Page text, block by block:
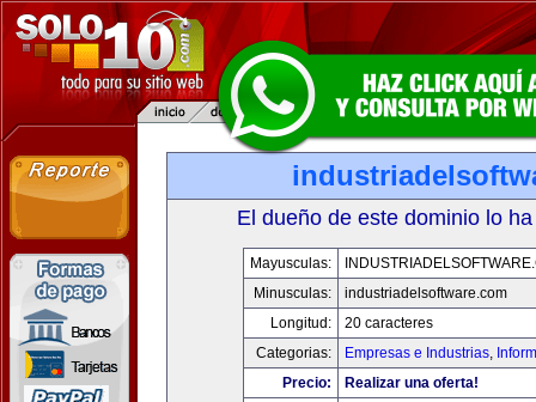
El dueño de este dominio lo
Mayusculas:
Minusculas:
industriadelsoftware.com
Longitud:
20 caracteres
Categorias:
Empresas e Industrias,
Precio:
Realizar una oferta!